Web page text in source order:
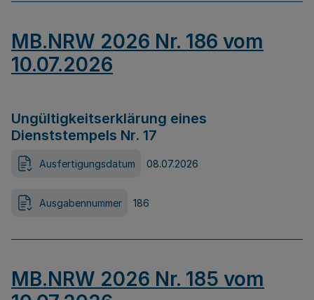
MB.NRW 2026 Nr. 186 vom
10.07.2026
Ungültigkeitserklärung eines
Dienststempels Nr. 17
Ausfertigungsdatum 08.07.2026
Ausgabennummer 186
MB.NRW 2026 Nr. 185 vom